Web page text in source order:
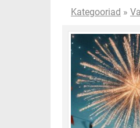
Kategooriad »